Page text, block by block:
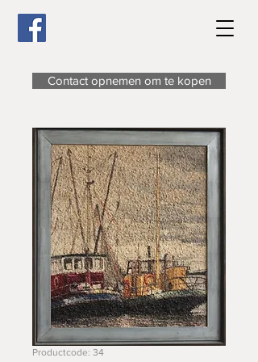
Contact opnemen om te kopen
Productcode: 34